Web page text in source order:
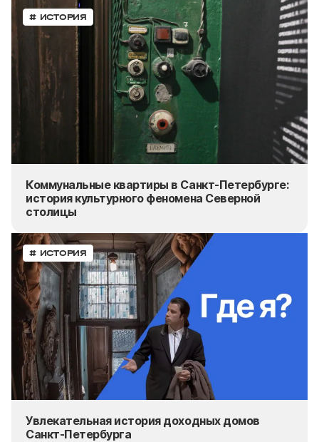
# ИСТОРИЯ
Коммунальные квартиры в Санкт-Петербурге:
история культурного феномена Северной
столицы
# ИСТОРИЯ
Увлекательная история доходных домов
Санкт-Петербурга